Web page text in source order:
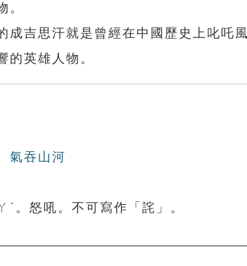
。
成吉思汗就是曾經在中國歷史上叱吒
的英雄人物。
氣吞山河
ˋ。怒吼。不可寫作「詫」。